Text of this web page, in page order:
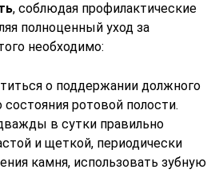
, соблюдая профилактические
полноценный уход за
необходимо:
о поддержании должного
состояния ротовой полости.
в сутки правильно
и щеткой, периодически
камня, использовать зубную